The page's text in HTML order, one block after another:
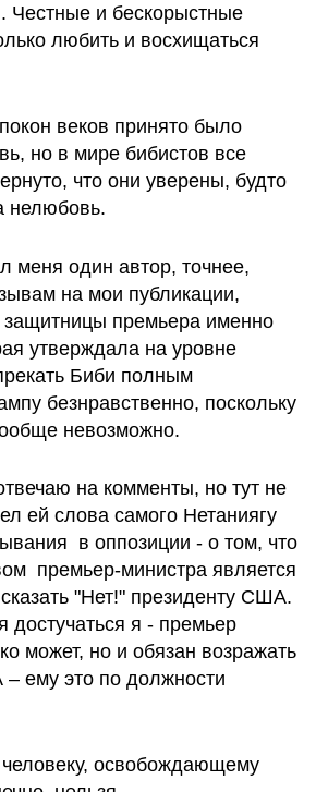
Честные и бескорыстные
любить и восхищаться
веков принято было
но в мире бибистов все
что они уверены, будто
нелюбовь.
меня один автор, точнее,
на мои публикации,
премьера именно
утверждала на уровне
Биби полным
безнравственно, поскольку
невозможно.
на комменты, но тут не
ей слова самого Нетаниягу
в оппозиции - о том, что
премьер-министра является
"Нет!" президенту США.
достучаться я - премьер
может, но и обязан возражать
ему это по должности
освобождающему